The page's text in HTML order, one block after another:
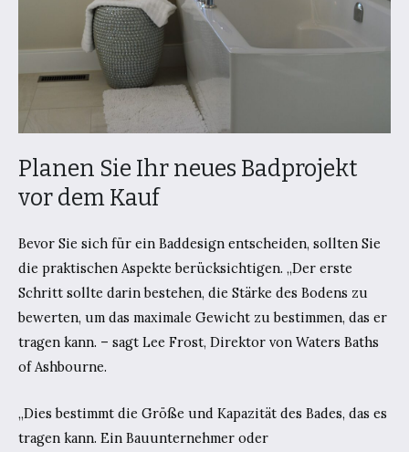
Planen Sie Ihr neues Badprojekt
vor dem Kauf
Bevor Sie sich für ein Baddesign entscheiden, sollten Sie
die praktischen Aspekte berücksichtigen. „Der erste
Schritt sollte darin bestehen, die Stärke des Bodens zu
bewerten, um das maximale Gewicht zu bestimmen, das er
tragen kann. – sagt Lee Frost, Direktor von Waters Baths
of Ashbourne.
„Dies bestimmt die Größe und Kapazität des Bades, das es
tragen kann. Ein Bauunternehmer oder